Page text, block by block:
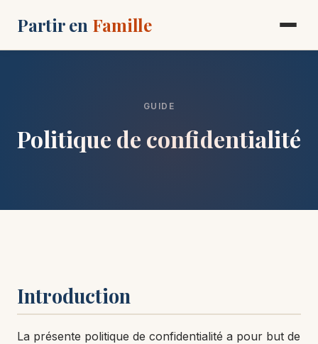
Partir en Famille
GUIDE
Politique de confidentialité
Introduction
La présente politique de confidentialité a pour but de